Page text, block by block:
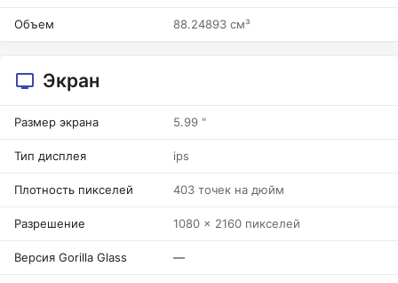
Объем 88.24893 см³
Экран
Размер экрана 5.99 "
Тип дисплея ips
Плотность пикселей 403 точек на дюйм
Разрешение 1080 x 2160 пикселей
Версия Gorilla Glass —